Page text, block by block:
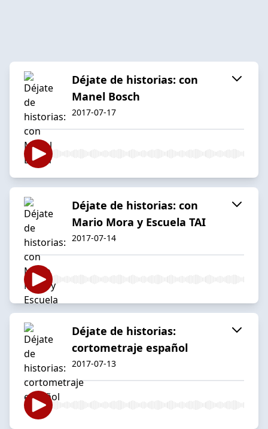
Déjate de historias: con
Manel Bosch
2017-07-17
Déjate de historias: con
Mario Mora y Escuela TAI
2017-07-14
Déjate de historias:
cortometraje español
2017-07-13